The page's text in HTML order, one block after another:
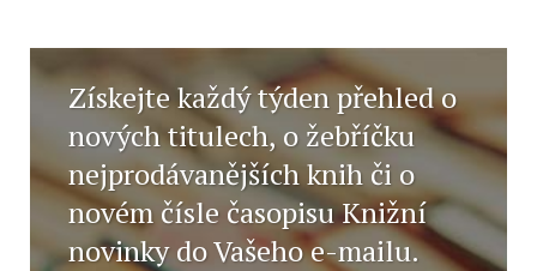
Získejte každý týden přehled o
nových titulech, o žebříčku
nejprodávanějších knih či o
novém čísle časopisu Knižní
novinky do Vašeho e-mailu.